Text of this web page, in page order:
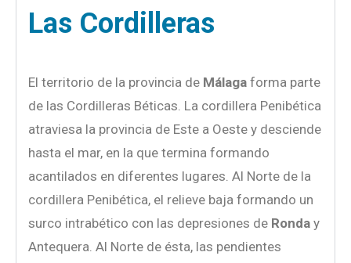
Las Cordilleras
El territorio de la provincia de Málaga forma parte
de las Cordilleras Béticas. La cordillera Penibética
atraviesa la provincia de Este a Oeste y desciende
hasta el mar, en la que termina formando
acantilados en diferentes lugares. Al Norte de la
cordillera Penibética, el relieve baja formando un
surco intrabético con las depresiones de Ronda y
Antequera. Al Norte de ésta, las pendientes